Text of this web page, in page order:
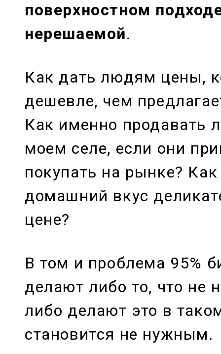
поверхностном
нерешаемой.
Как дать людям цены,
дешевле, чем
Как именно продавать
моем селе, если они
покупать на рынке?
домашний вкус
цене?
В том и проблема 95%
делают либо то, что не
либо делают это в
становится не нужным.